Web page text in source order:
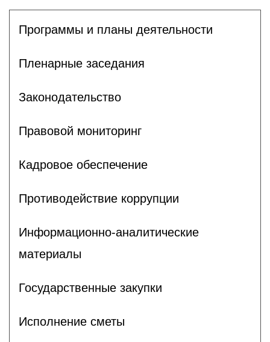
Программы и планы деятельности
Пленарные заседания
Законодательство
Правовой мониторинг
Кадровое обеспечение
Противодействие коррупции
Информационно-аналитические
материалы
Государственные закупки
Исполнение сметы